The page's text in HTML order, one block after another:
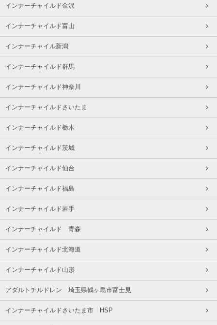
インナーチャイルド金沢
インナーチャイルド富山
インナーチャイル新潟
インナーチャイルド群馬
インナーチャイルド神奈川
インナーチャイルドさいたま
インナーチャイルド栃木
インナーチャイルド茨城
インナーチャイルド仙台
インナーチャイルド福島
インナーチャイルド岩手
インナーチャイルド 青森
インナーチャイルド北海道
インナーチャイルド山形
アダルトチルドレン 埼玉県鶴ヶ島市富士見
インナーチャイルドさいたま市 HSP